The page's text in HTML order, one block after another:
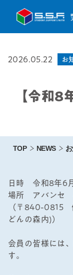
2026.05.22 お
【令和8
TOP NEWS
日時 令和8年6
場所 アバンセ
（〒840-0815
どんの森内)）
会員の皆様には
す。